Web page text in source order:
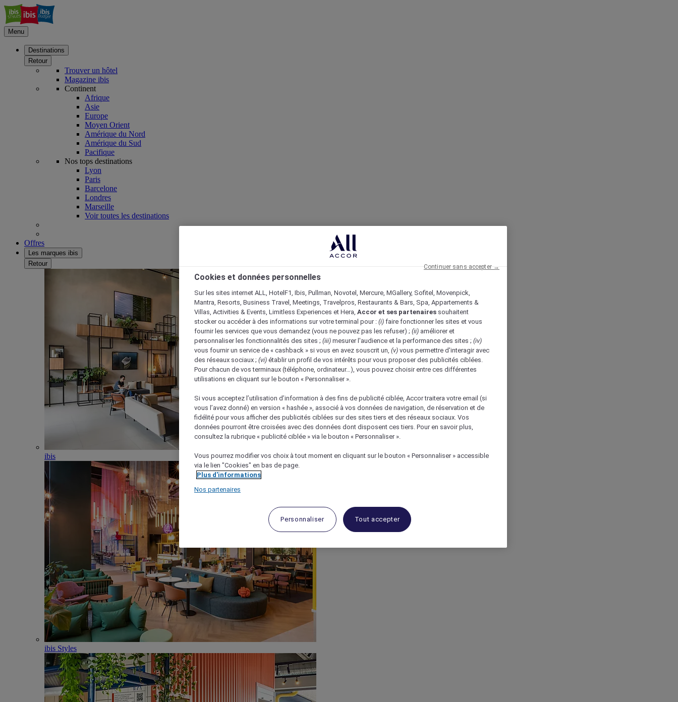
Menu
Destinations
Retour
Trouver un hôtel
Magazine ibis
Continent
Afrique
Asie
Europe
Moyen Orient
Amérique du Nord
Amérique du Sud
Pacifique
Nos tops destinations
Lyon
Paris
Barcelone
Londres
Marseille
Voir toutes les destinations
Offres
Les marques ibis
Retour
ibis
ibis Styles
Cookies et données personnelles
Sur les sites internet ALL, HotelF1, Ibis, Pullman, Novotel, Mercure, MGallery, Sofitel, Movenpick,
Mantra, Resorts, Business Travel, Meetings, Travelpros, Restaurants & Bars, Spa, Appartements &
Villas, Activities & Events, Limitless Experiences et Hera, Accor et ses partenaires souhaitent
stocker ou accéder à des informations sur votre terminal pour : (i) faire fonctionner les sites et vous
fournir les services que vous demandez (vous ne pouvez pas les refuser) ; (ii) améliorer et
personnaliser les fonctionnalités des sites ; (iii) mesurer l'audience et la performance des sites ; (iv)
vous fournir un service de « cashback » si vous en avez souscrit un, (v) vous permettre d'interagir avec
des réseaux sociaux ; (vi) établir un profil de vos intérêts pour vous proposer des publicités ciblées.
Pour chacun de vos terminaux (téléphone, ordinateur…), vous pouvez choisir entre ces différentes
utilisations en cliquant sur le bouton « Personnaliser ».
Si vous acceptez l’utilisation d’information à des fins de publicité ciblée, Accor traitera votre email (si
vous l’avez donné) en version « hashée », associé à vos données de navigation, de réservation et de
fidélité pour vous afficher des publicités ciblées sur des sites tiers et des réseaux sociaux. Vos
données pourront être croisées avec des données dont disposent ces tiers. Pour en savoir plus,
consultez la rubrique « publicité ciblée » via le bouton « Personnaliser ».
Vous pourrez modifier vos choix à tout moment en cliquant sur le bouton « Personnaliser » accessible
via le lien "Cookies" en bas de page.
Plus d'informations
Nos partenaires
Personnaliser Tout accepter
Continuer sans accepter →